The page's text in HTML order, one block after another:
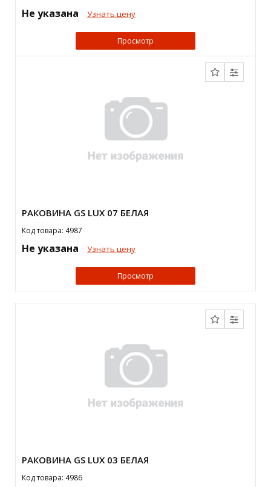
Не указана Узнать цену
Просмотр
РАКОВИНА GS LUX 07 БЕЛАЯ
Код товара: 4987
Не указана Узнать цену
Просмотр
РАКОВИНА GS LUX 03 БЕЛАЯ
Код товара: 4986